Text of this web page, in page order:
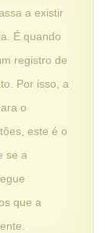
a existir
É quando
registro de
Por isso, a
o
este é o
se a
que a